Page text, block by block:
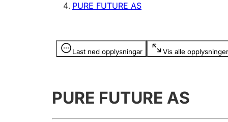
PURE FUTURE AS
Last ned opplysningar Vis alle opplysninger
Opplysninger er skjult
PURE FUTURE AS